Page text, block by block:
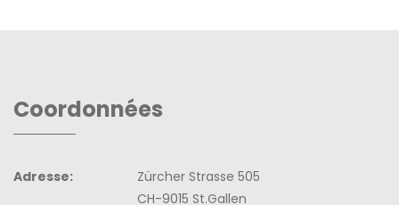
Coordonnées
Adresse:
Zürcher Strasse 505
CH-9015 St.Gallen